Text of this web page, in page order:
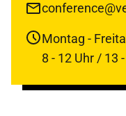
Montag -
8 - 12 Uhr / 13